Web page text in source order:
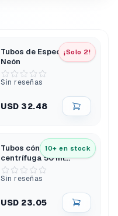
¡Solo 2!
Tubos de Espectro -
Neón
Sin reseñas
USD 32.48
10+ en stock
Tubos cónicos de
centrífuga 50 ml
estériles en rack PK25
Sin reseñas
USD 23.05